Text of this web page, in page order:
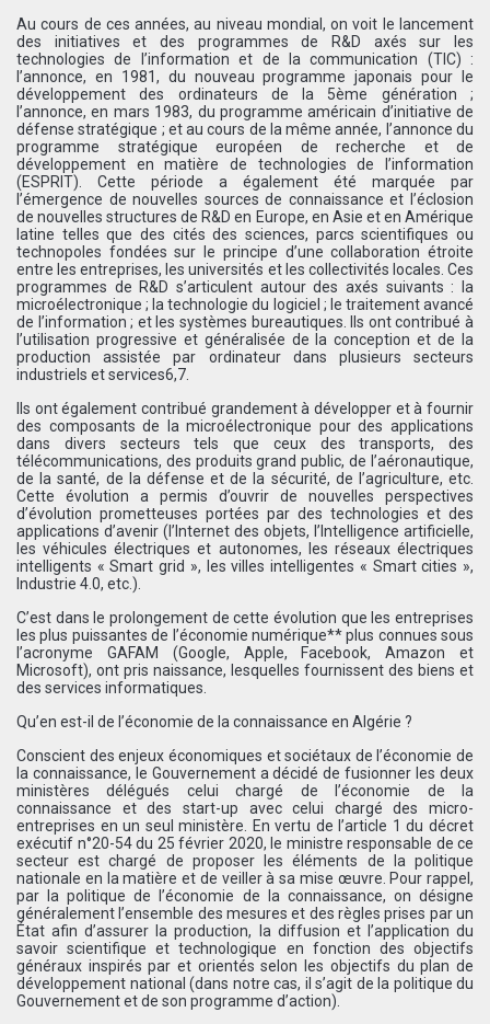
Au cours de ces années, au niveau mondial, on voit le lancement
des initiatives et des programmes de R&D axés sur les
technologies de l’information et de la communication (TIC) :
l’annonce, en 1981, du nouveau programme japonais pour le
développement des ordinateurs de la 5ème génération ;
l’annonce, en mars 1983, du programme américain d’initiative de
défense stratégique ; et au cours de la même année, l’annonce du
programme stratégique européen de recherche et de
développement en matière de technologies de l’information
(ESPRIT). Cette période a également été marquée par
l’émergence de nouvelles sources de connaissance et l’éclosion
de nouvelles structures de R&D en Europe, en Asie et en Amérique
latine telles que des cités des sciences, parcs scientifiques ou
technopoles fondées sur le principe d’une collaboration étroite
entre les entreprises, les universités et les collectivités locales. Ces
programmes de R&D s’articulent autour des axés suivants : la
microélectronique ; la technologie du logiciel ; le traitement avancé
de l’information ; et les systèmes bureautiques. Ils ont contribué à
l’utilisation progressive et généralisée de la conception et de la
production assistée par ordinateur dans plusieurs secteurs
industriels et services6,7.
Ils ont également contribué grandement à développer et à fournir
des composants de la microélectronique pour des applications
dans divers secteurs tels que ceux des transports, des
télécommunications, des produits grand public, de l’aéronautique,
de la santé, de la défense et de la sécurité, de l’agriculture, etc.
Cette évolution a permis d’ouvrir de nouvelles perspectives
d’évolution prometteuses portées par des technologies et des
applications d’avenir (l’Internet des objets, l’Intelligence artificielle,
les véhicules électriques et autonomes, les réseaux électriques
intelligents « Smart grid », les villes intelligentes « Smart cities »,
Industrie 4.0, etc.).
C’est dans le prolongement de cette évolution que les entreprises
les plus puissantes de l’économie numérique** plus connues sous
l’acronyme GAFAM (Google, Apple, Facebook, Amazon et
Microsoft), ont pris naissance, lesquelles fournissent des biens et
des services informatiques.
Qu’en est-il de l’économie de la connaissance en Algérie ?
Conscient des enjeux économiques et sociétaux de l’économie de
la connaissance, le Gouvernement a décidé de fusionner les deux
ministères délégués celui chargé de l’économie de la
connaissance et des start-up avec celui chargé des micro-
entreprises en un seul ministère. En vertu de l’article 1 du décret
exécutif n°20-54 du 25 février 2020, le ministre responsable de ce
secteur est chargé de proposer les éléments de la politique
nationale en la matière et de veiller à sa mise œuvre. Pour rappel,
par la politique de l’économie de la connaissance, on désigne
généralement l’ensemble des mesures et des règles prises par un
État afin d’assurer la production, la diffusion et l’application du
savoir scientifique et technologique en fonction des objectifs
généraux inspirés par et orientés selon les objectifs du plan de
développement national (dans notre cas, il s’agit de la politique du
Gouvernement et de son programme d’action).